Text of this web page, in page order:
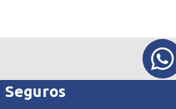
Seguros